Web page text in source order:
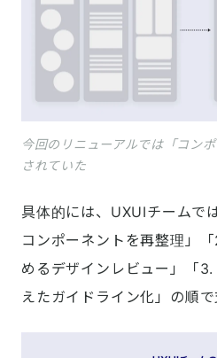
今回のリニューアルでは「コン
されていた
具体的には、UXUIチームで
コンポーネントを再整理」
めるデザインレビュー」「
えたガイドライン化」の順で